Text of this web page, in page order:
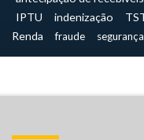
IPTU
indenização
Renda
fraude